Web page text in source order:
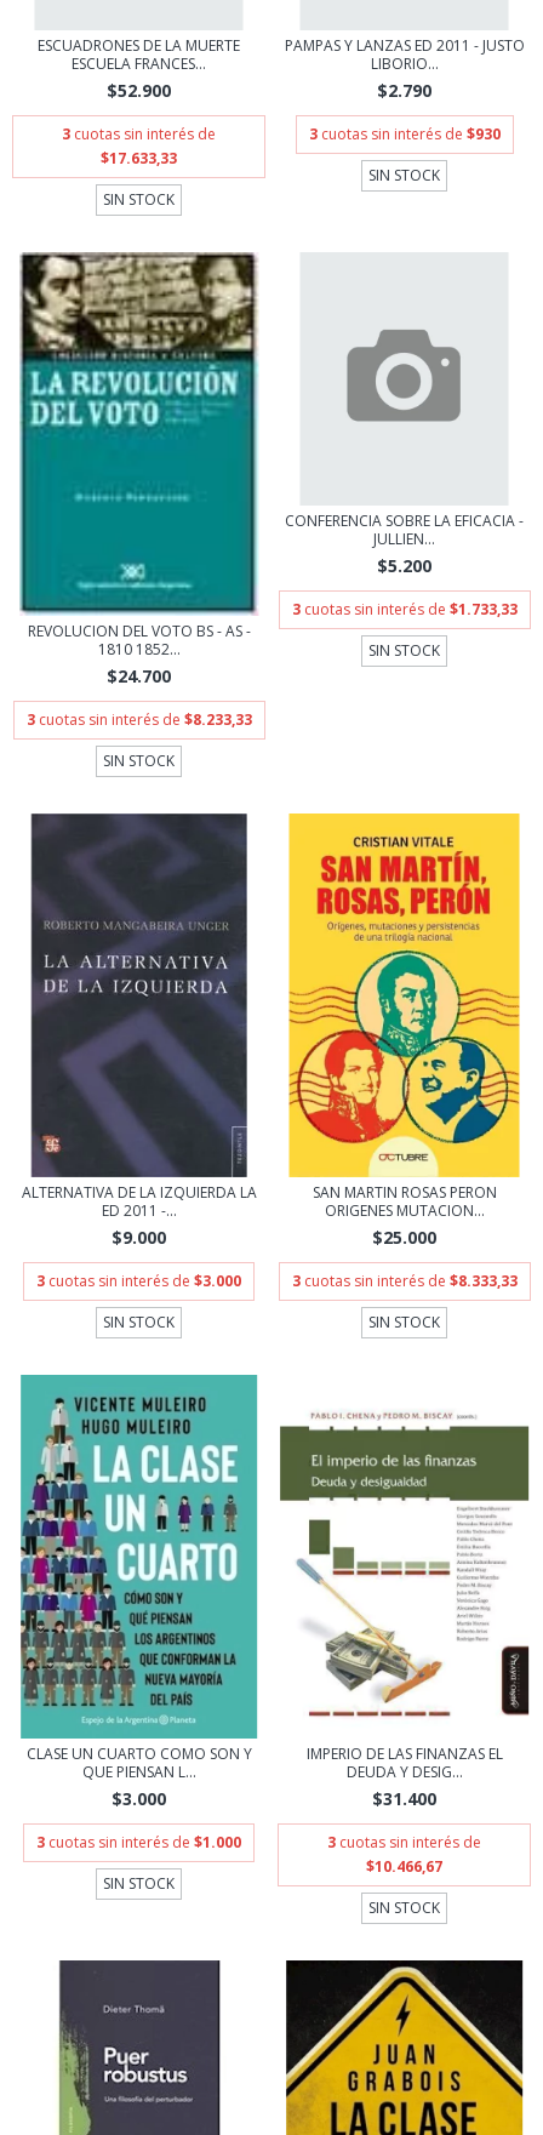
ESCUADRONES DE LA MUERTE
ESCUELA FRANCES...
$52.900
3 cuotas sin interés de
$17.633,33
SIN STOCK
PAMPAS Y LANZAS ED 2011 - JUSTO
LIBORIO...
$2.790
3 cuotas sin interés de $930
SIN STOCK
REVOLUCION DEL VOTO BS - AS -
1810 1852...
$24.700
3 cuotas sin interés de $8.233,33
SIN STOCK
CONFERENCIA SOBRE LA EFICACIA -
JULLIEN...
$5.200
3 cuotas sin interés de $1.733,33
SIN STOCK
ALTERNATIVA DE LA IZQUIERDA LA
ED 2011 -...
$9.000
3 cuotas sin interés de $3.000
SIN STOCK
SAN MARTIN ROSAS PERON
ORIGENES MUTACION...
$25.000
3 cuotas sin interés de $8.333,33
SIN STOCK
CLASE UN CUARTO COMO SON Y
QUE PIENSAN L...
$3.000
3 cuotas sin interés de $1.000
SIN STOCK
IMPERIO DE LAS FINANZAS EL
DEUDA Y DESIG...
$31.400
3 cuotas sin interés de
$10.466,67
SIN STOCK